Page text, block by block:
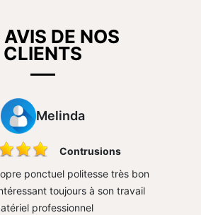
AVIS DE NOS
CLIENTS
Melinda
Contrusions
ponctuel politesse très bon
toujours à son travail
professionnel